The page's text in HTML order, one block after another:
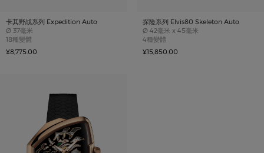
卡其野战系列 Expedition Auto
Ø Case size
37毫米
18種變體
¥8,775.00
探险系列 Elvis80 Skeleton Auto
Ø Case size
42毫米 x 45毫米
4種變體
¥15,850.00